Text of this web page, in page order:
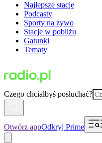
Najlepsze stacje
Podcasty
Sporty na żywo
Stacje w pobliżu
Gatunki
Tematy
Czego chciałbyś posłuchać?
Otwórz appOdkryj Prime